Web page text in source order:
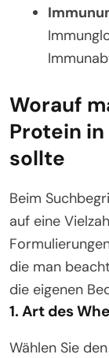
Worauf
Protein
sollte
Beim
auf eine
die man
die eigenen
1. Art des
Wählen Sie